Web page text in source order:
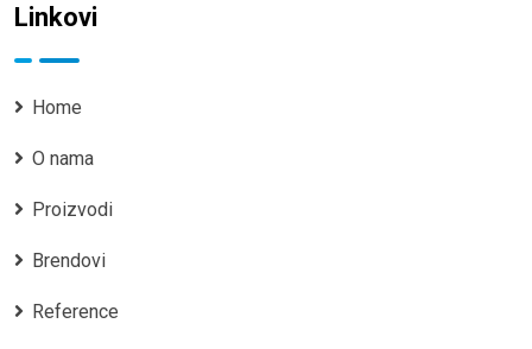
Linkovi
Home
O nama
Proizvodi
Brendovi
Reference